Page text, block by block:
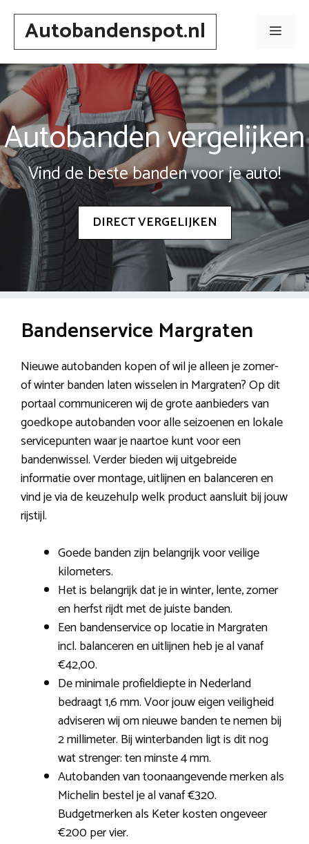
Spring
inhoudAutobandenspot.nl Menu
Autobanden vergelijken
Vind de beste banden voor je auto!
DIRECT VERGELIJKEN
Bandenservice Margraten
Nieuwe autobanden kopen of wil je alleen je zomer-
of winter banden laten wisselen in Margraten? Op dit
portaal communiceren wij de grote aanbieders van
goedkope autobanden voor alle seizoenen en lokale
servicepunten waar je naartoe kunt voor een
bandenwissel. Verder bieden wij uitgebreide
informatie over montage, uitlijnen en balanceren en
vind je via de keuzehulp welk product aansluit bij jouw
rijstijl.
Goede banden zijn belangrijk voor veilige
kilometers.
Het is belangrijk dat je in winter, lente, zomer
en herfst rijdt met de juiste banden.
Een bandenservice op locatie in Margraten
incl. balanceren en uitlijnen heb je al vanaf
€42,00.
De minimale profieldiepte in Nederland
bedraagt 1,6 mm. Voor jouw eigen veiligheid
adviseren wij om nieuwe banden te nemen bij
2 millimeter. Bij winterbanden ligt is dit nog
wat strenger: ten minste 4 mm.
Autobanden van toonaangevende merken als
Michelin bestel je al vanaf €320.
Budgetmerken als Keter kosten ongeveer
€200 per vier.